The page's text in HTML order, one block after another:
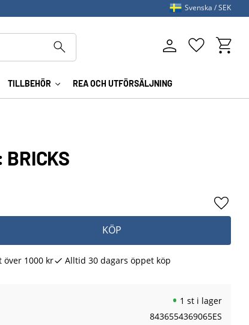
TILLBEHÖR REA OCH UTFÖRSÄLJNING
Favoriter
Svenska SEK
KÖP
Lägg
över 1000 kr Alltid 30 dagars öppet köp
1 st i lager
8436554369065ES